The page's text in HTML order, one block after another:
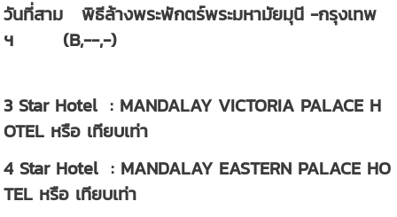
วันที่สาม พิธีล้างพระพักตร์พระมหามัยมุนี -กรุงเทพ
ฯ (B,--,-)
3 Star Hotel : MANDALAY VICTORIA PALACE H
OTEL หรือ เทียบเท่า
4 Star Hotel : MANDALAY EASTERN PALACE HO
TEL หรือ เทียบเท่า